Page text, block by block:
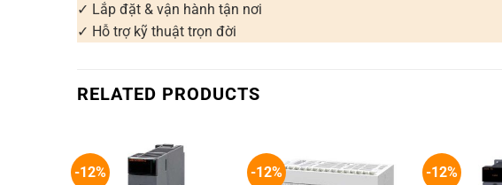
✓ Lắp đặt & vận hành tận nơi
✓ Hỗ trợ kỹ thuật trọn đời
RELATED PRODUCTS
-12% -12% -12%